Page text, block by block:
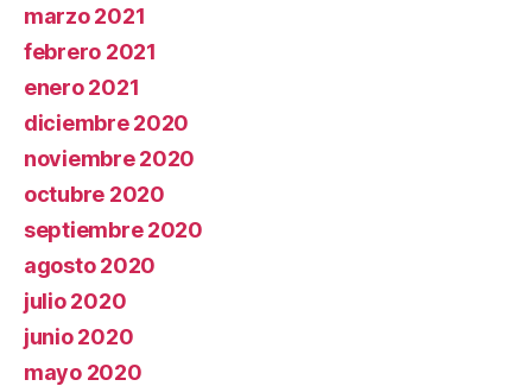
marzo 2021
febrero 2021
enero 2021
diciembre 2020
noviembre 2020
octubre 2020
septiembre 2020
agosto 2020
julio 2020
junio 2020
mayo 2020